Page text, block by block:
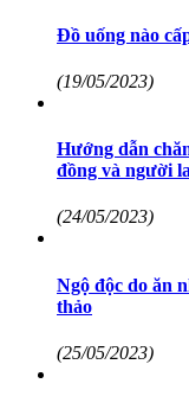
Đồ uống nào
(19/05/2023)
Hướng dẫn
đồng và người
(24/05/2023)
Ngộ độc do ăn
thảo
(25/05/2023)